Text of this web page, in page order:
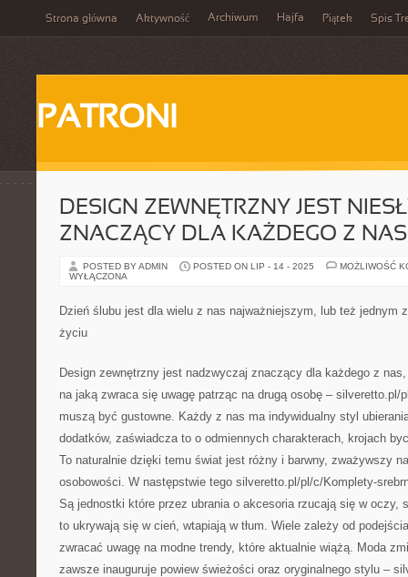
Strona główna Aktywność Archiwum Hajfa Piątek Spis
PATRONI
DESIGN ZEWNĘTRZNY JEST
ZNACZĄCY DLA KAŻDEGO Z NAS
POSTED BY ADMIN POSTED ON LIP - 14 - 2025
MOŻLIWOŚĆ
WYŁĄCZONA
Dzień ślubu jest dla wielu z nas najważniejszym, lub też jednym
życiu
Design zewnętrzny jest nadzwyczaj znaczący dla każdego z
na jaką zwraca się uwagę patrząc na drugą osobę – silveretto.pl/
muszą być gustowne. Każdy z nas ma indywidualny styl
dodatków, zaświadcza to o odmiennych charakterach, krojach
To naturalnie dzięki temu świat jest różny i barwny, zważywszy
osobowości. W następstwie tego silveretto.pl/pl/c/Komplety-
Są jednostki które przez ubrania o akcesoria rzucają się w oczy,
to ukrywają się w cień, wtapiają w tłum. Wiele zależy od
zwracać uwagę na modne trendy, które aktualnie wiążą. Moda
zawsze inauguruje powiew świeżości oraz oryginalnego stylu –